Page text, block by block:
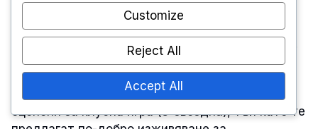
Топки Yasaka 3-Star: Те предоставят добро
усещане и са предпочитани от много
междинни играчи заради представянето си.
Препоръчително е да се избират топки,
оценени за клубна игра (3-звездна), тъй като те
Customize
Reject All
Accept All